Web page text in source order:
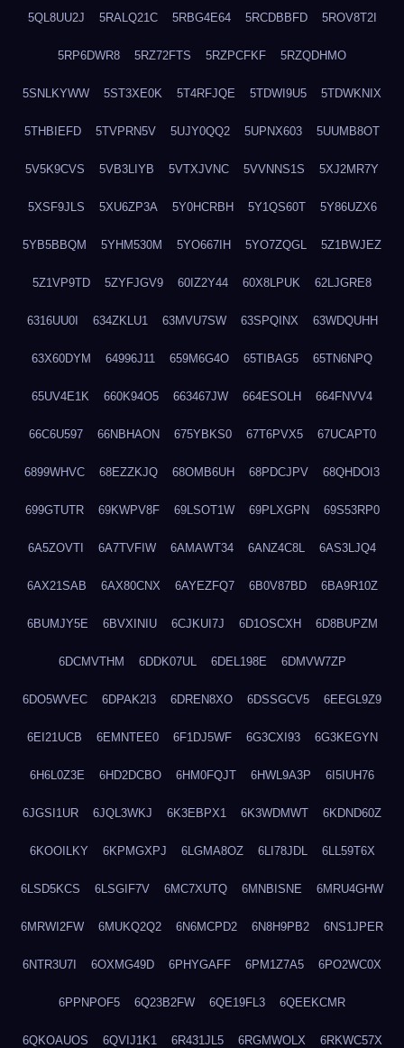
5QL8UU2J 5RALQ21C 5RBG4E64 5RCDBBFD 5ROV8T2I
5RP6DWR8 5RZ72FTS 5RZPCFKF 5RZQDHMO
5SNLKYWW 5ST3XE0K 5T4RFJQE 5TDWI9U5 5TDWKNIX
5THBIEFD 5TVPRN5V 5UJY0QQ2 5UPNX603 5UUMB8OT
5V5K9CVS 5VB3LIYB 5VTXJVNC 5VVNNS1S 5XJ2MR7Y
5XSF9JLS 5XU6ZP3A 5Y0HCRBH 5Y1QS60T 5Y86UZX6
5YB5BBQM 5YHM530M 5YO667IH 5YO7ZQGL 5Z1BWJEZ
5Z1VP9TD 5ZYFJGV9 60IZ2Y44 60X8LPUK 62LJGRE8
6316UU0I 634ZKLU1 63MVU7SW 63SPQINX 63WDQUHH
63X60DYM 64996J11 659M6G4O 65TIBAG5 65TN6NPQ
65UV4E1K 660K94O5 663467JW 664ESOLH 664FNVV4
66C6U597 66NBHAON 675YBKS0 67T6PVX5 67UCAPT0
6899WHVC 68EZZKJQ 68OMB6UH 68PDCJPV 68QHDOI3
699GTUTR 69KWPV8F 69LSOT1W 69PLXGPN 69S53RP0
6A5ZOVTI 6A7TVFIW 6AMAWT34 6ANZ4C8L 6AS3LJQ4
6AX21SAB 6AX80CNX 6AYEZFQ7 6B0V87BD 6BA9R10Z
6BUMJY5E 6BVXINIU 6CJKUI7J 6D1OSCXH 6D8BUPZM
6DCMVTHM 6DDK07UL 6DEL198E 6DMVW7ZP
6DO5WVEC 6DPAK2I3 6DREN8XO 6DSSGCV5 6EEGL9Z9
6EI21UCB 6EMNTEE0 6F1DJ5WF 6G3CXI93 6G3KEGYN
6H6L0Z3E 6HD2DCBO 6HM0FQJT 6HWL9A3P 6I5IUH76
6JGSI1UR 6JQL3WKJ 6K3EBPX1 6K3WDMWT 6KDND60Z
6KOOILKY 6KPMGXPJ 6LGMA8OZ 6LI78JDL 6LL59T6X
6LSD5KCS 6LSGIF7V 6MC7XUTQ 6MNBISNE 6MRU4GHW
6MRWI2FW 6MUKQ2Q2 6N6MCPD2 6N8H9PB2 6NS1JPER
6NTR3U7I 6OXMG49D 6PHYGAFF 6PM1Z7A5 6PO2WC0X
6PPNPOF5 6Q23B2FW 6QE19FL3 6QEEKCMR
6QKOAUOS 6QVIJ1K1 6R431JL5 6RGMWOLX 6RKWC57X